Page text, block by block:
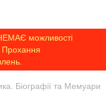
можливості
Прохання
Біографії та Мемуари